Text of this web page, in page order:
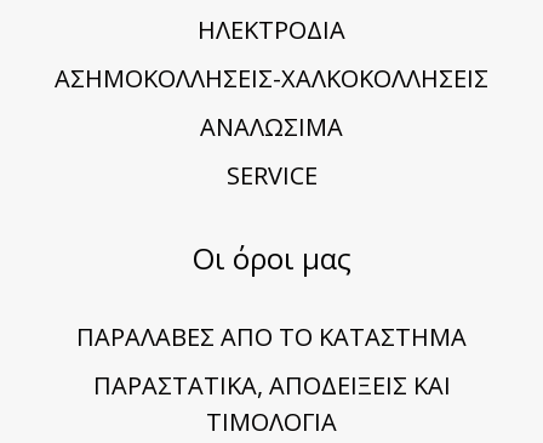
ΗΛΕΚΤΡΟΔΙΑ
ΑΣΗΜΟΚΟΛΛΗΣΕΙΣ-ΧΑΛΚΟΚΟΛΛΗΣΕΙΣ
ΑΝΑΛΩΣΙΜΑ
SERVICE
Οι όροι μας
ΠΑΡΑΛΑΒΕΣ ΑΠΟ ΤΟ ΚΑΤΑΣΤΗΜΑ
ΠΑΡΑΣΤΑΤΙΚΑ, ΑΠΟΔΕΙΞΕΙΣ ΚΑΙ
ΤΙΜΟΛΟΓΙΑ